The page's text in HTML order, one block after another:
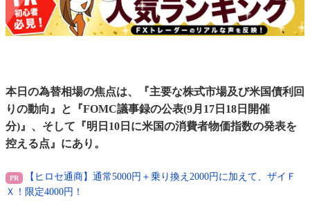
本日の為替相場の焦点は、『主要な株式市場及び米国債利回
りの動向』と『FOMC議事録の公表(9月17日18日開催
分)』、そして『明日10日に米国の消費者物価指数の発表を
控える点』にあり。
【ヒロセ通商】通常5000円＋乗り換え2000円に加えて、ザイＦ
Ｘ！限定4000円！